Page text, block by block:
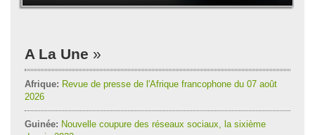
A La Une
Afrique: Revue de presse de l'Afrique francophone du 07 août
2026
Guinée: Nouvelle coupure des réseaux sociaux, la sixième